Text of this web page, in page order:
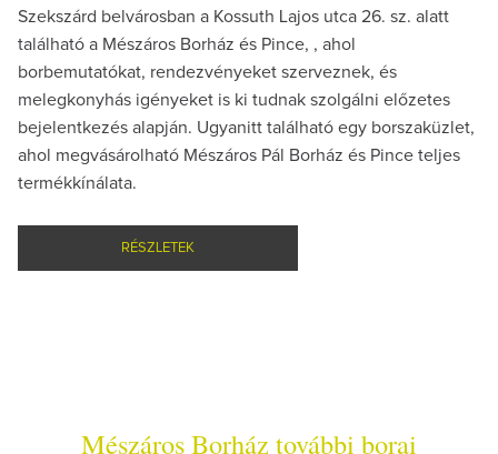
Szekszárd belvárosban a Kossuth Lajos utca 26. sz. alatt
található a Mészáros Borház és Pince, , ahol
borbemutatókat, rendezvényeket szerveznek, és
melegkonyhás igényeket is ki tudnak szolgálni előzetes
bejelentkezés alapján. Ugyanitt található egy borszaküzlet,
ahol megvásárolható Mészáros Pál Borház és Pince teljes
termékkínálata.
RÉSZLETEK
Mészáros Borház további borai